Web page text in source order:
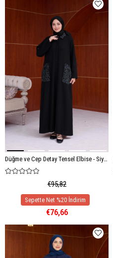
€95,82
€76,66